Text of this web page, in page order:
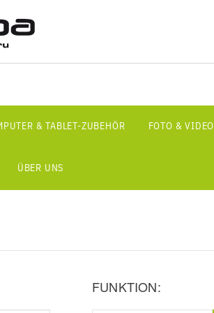
& TABLET-ZUBEHÖR FOTO & VIDEO
ÜBER UNS
FUNKTION: